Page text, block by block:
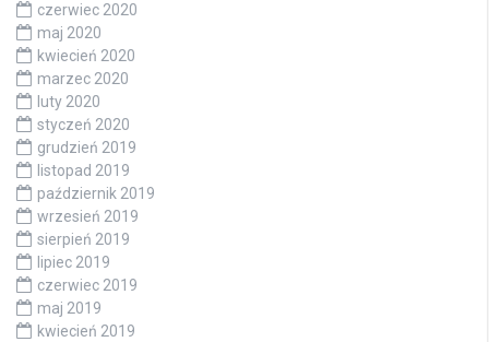
czerwiec 2020
maj 2020
kwiecień 2020
marzec 2020
luty 2020
styczeń 2020
grudzień 2019
listopad 2019
październik 2019
wrzesień 2019
sierpień 2019
lipiec 2019
czerwiec 2019
maj 2019
kwiecień 2019